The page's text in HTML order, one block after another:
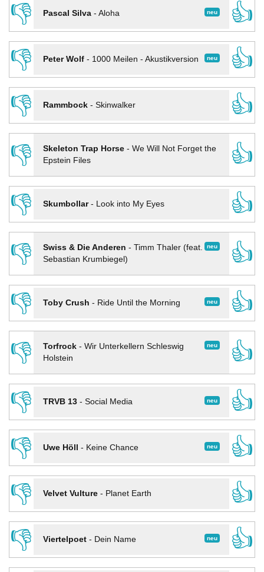
👎
neu
Pascal Silva- Aloha
👍
👎
neu
Peter Wolf- 1000 Meilen - Akustikversion
👍
👎
Rammbock- Skinwalker
👍
👎
Skeleton Trap Horse- We Will Not Forget the
Epstein Files
👍
👎
Skumbollar- Look into My Eyes
👍
👎
neu
Swiss & Die Anderen - Timm Thaler (feat.
Sebastian Krumbiegel)
👍
👎
neu
Toby Crush - Ride Until the Morning
👍
👎
neu
Torfrock- Wir Unterkellern Schleswig
Holstein
👍
👎
neu
TRVB 13- Social Media
👍
👎
neu
Uwe Höll - Keine Chance
👍
👎
Velvet Vulture- Planet Earth
👍
👎
neu
Viertelpoet- Dein Name
👍